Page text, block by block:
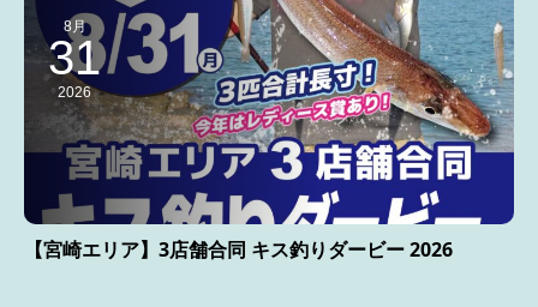
8月
31
2026
【宮崎エリア】3店舗合同 キス釣りダービー 2026